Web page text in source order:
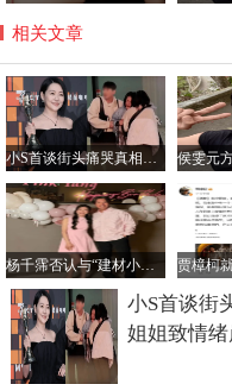
相关文章
小S首谈街头痛哭真相：节目收官遇惊喜 思念姐姐致情绪崩溃
杨千霈否认与“建材小开”恋情：只是普通朋友
小S首谈街
姐姐致情